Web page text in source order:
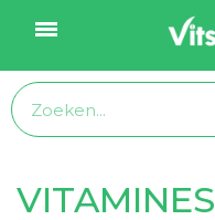
VITAMINES